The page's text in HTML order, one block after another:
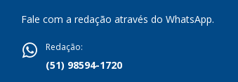
Fale com a redação através do WhatsApp.
Redação:
(51) 98594-1720